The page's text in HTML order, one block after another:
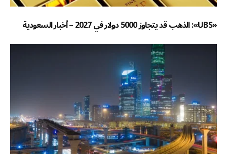
«UBS»: الذهب قد يتجاوز 5000 دولار في 2027 – أخبار السعودية